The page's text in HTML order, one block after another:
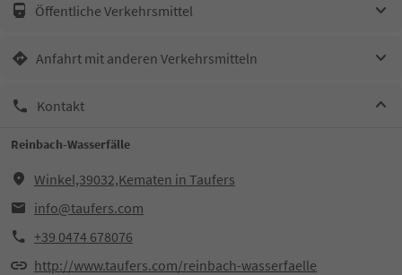
Öffentliche Verkehrsmittel
Anfahrt mit anderen Verkehrsmitteln
Kontakt
Reinbach-Wasserfälle
Winkel,39032,Kematen in Taufers
info@taufers.com
+39 0474 678076
http://www.taufers.com/reinbach-wasserfaelle